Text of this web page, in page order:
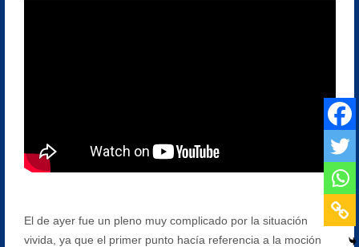
El de ayer fue un pleno muy complicado por la situación
vivida, ya que el primer punto hacía referencia a la moción